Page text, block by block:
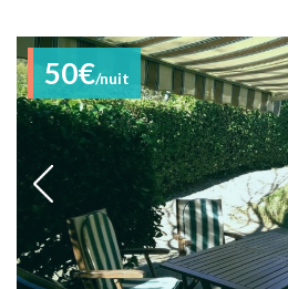
50€/nuit